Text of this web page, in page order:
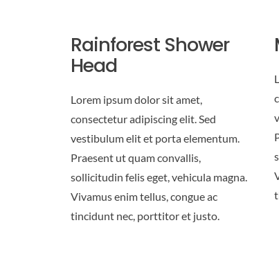
Rainforest Shower
Head
Lorem ipsum dolor sit amet,
consectetur adipiscing elit. Sed
vestibulum elit et porta elementum.
Praesent ut quam convallis,
sollicitudin felis eget, vehicula magna.
Vivamus enim tellus, congue ac
tincidunt nec, porttitor et justo.